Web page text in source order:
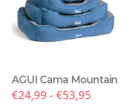
AGUI Cama Mountain
€24,99 - €53,95